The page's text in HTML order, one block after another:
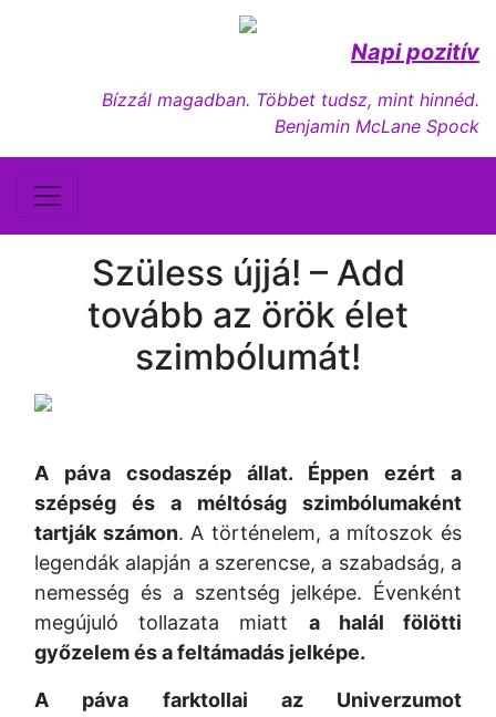
Napi pozitív
Bízzál magadban. Többet tudsz, mint hinnéd.
Benjamin McLane Spock
Szüless újjá! – Add
tovább az örök élet
szimbólumát!
A páva csodaszép állat. Éppen ezért a
szépség és a méltóság szimbólumaként
tartják számon. A történelem, a mítoszok és
legendák alapján a szerencse, a szabadság, a
nemesség és a szentség jelképe. Évenként
megújuló tollazata miatt a halál fölötti
győzelem és a feltámadás jelképe.
A páva farktollai az Univerzumot